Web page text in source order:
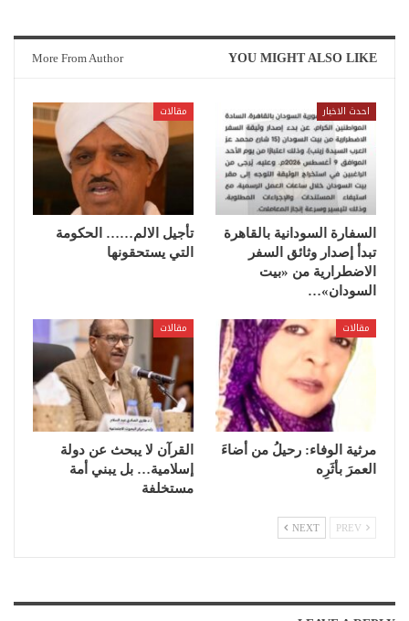
YOU MIGHT ALSO LIKE
More From Author
احدث الاخبار
السفارة السودانية بالقاهرة
تبدأ إصدار وثائق السفر
الاضطرارية من «بيت
السودان»…
مقالات
تأجيل الالم…… الحكومة
التي يستحقونها
مقالات
مرثية الوفاء: رحيلُ من أضاءَ
العمرَ بأثَرِه
مقالات
القرآن لا يبحث عن دولة
إسلامية… بل يبني أمة
مستخلفة
NEXT